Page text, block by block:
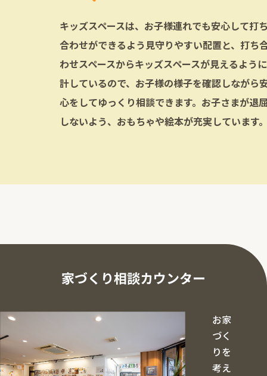
キッズスペースは、お子様連れでも安心して打
合わせができるよう見守りやすい配置と、打ち
わせスペースからキッズスペースが見えるよう
計しているので、お子様の様子を確認しながら
心をしてゆっくり相談できます。お子さまが退
しないよう、おもちゃや絵本が充実しています
家づくり相談カウンター
お家
づく
りを
考え